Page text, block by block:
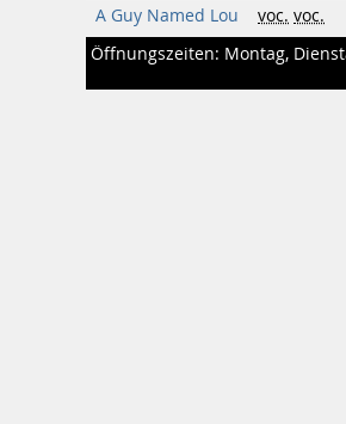
A Guy Named Lou
voc. voc.
Öffnungszeiten: Montag,